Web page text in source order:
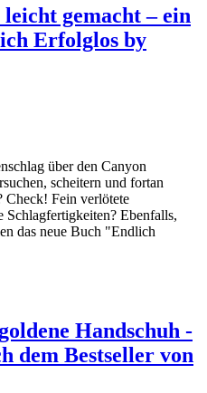
gemacht – ein
Erfolglos by
über den Canyon
scheitern und fortan
Check! Fein verlötete
Schlagfertigkeiten? Ebenfalls,
das neue Buch "Endlich
Handschuh -
dem Bestseller von